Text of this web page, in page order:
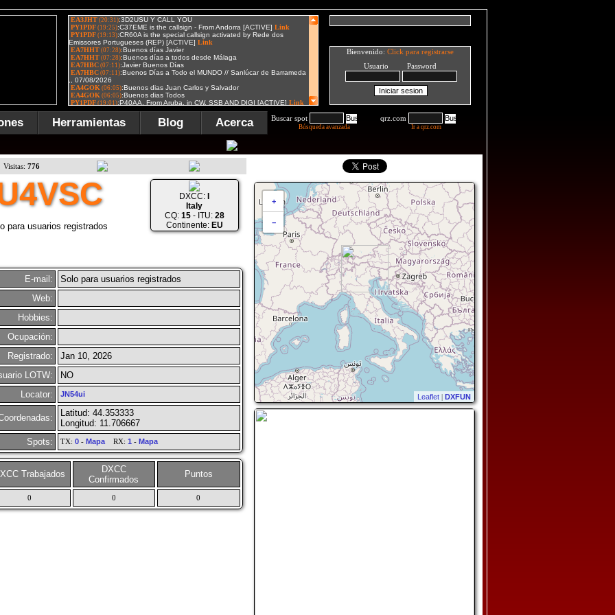
Bienvenido: Click para registrarse
Usuario Password
Herramientas Blog Acerca Buscar spot
Búsqueda avanzada
qrz.com
Ir a qrz.com
Visitas: 776
+
−
Leaflet | DXFUN
para usuarios registrados
DXCC:
Italy
CQ: 15- ITU: 28
Continente: EU
E-mail:
Solo para usuarios registrados
Web:
Hobbies:
Ocupación:
Registrado:
Jan 10, 2026
LOTW:
NO
Locator:
JN54ui
Latitud: 44.353333
Longitud: 11.706667
Spots:
TX: 0- MapaRX: 1 - Mapa
Trabajados
DXCC
Confirmados
Puntos
0 0 0